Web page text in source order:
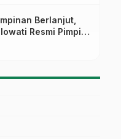
Berlanjut,
Resmi Pimpin